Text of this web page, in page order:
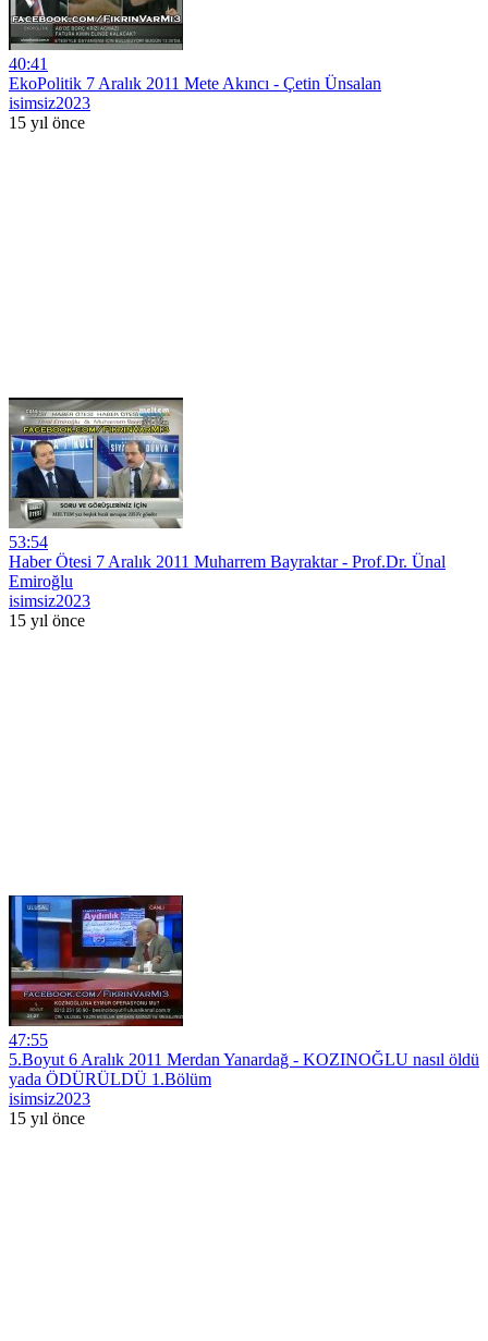
40:41
EkoPolitik 7 Aralık 2011 Mete Akıncı - Çetin Ünsalan
isimsiz2023
15 yıl önce
53:54
Haber Ötesi 7 Aralık 2011 Muharrem Bayraktar - Prof.Dr. Ünal
Emiroğlu
isimsiz2023
15 yıl önce
47:55
5.Boyut 6 Aralık 2011 Merdan Yanardağ - KOZINOĞLU nasıl öldü
yada ÖDÜRÜLDÜ 1.Bölüm
isimsiz2023
15 yıl önce